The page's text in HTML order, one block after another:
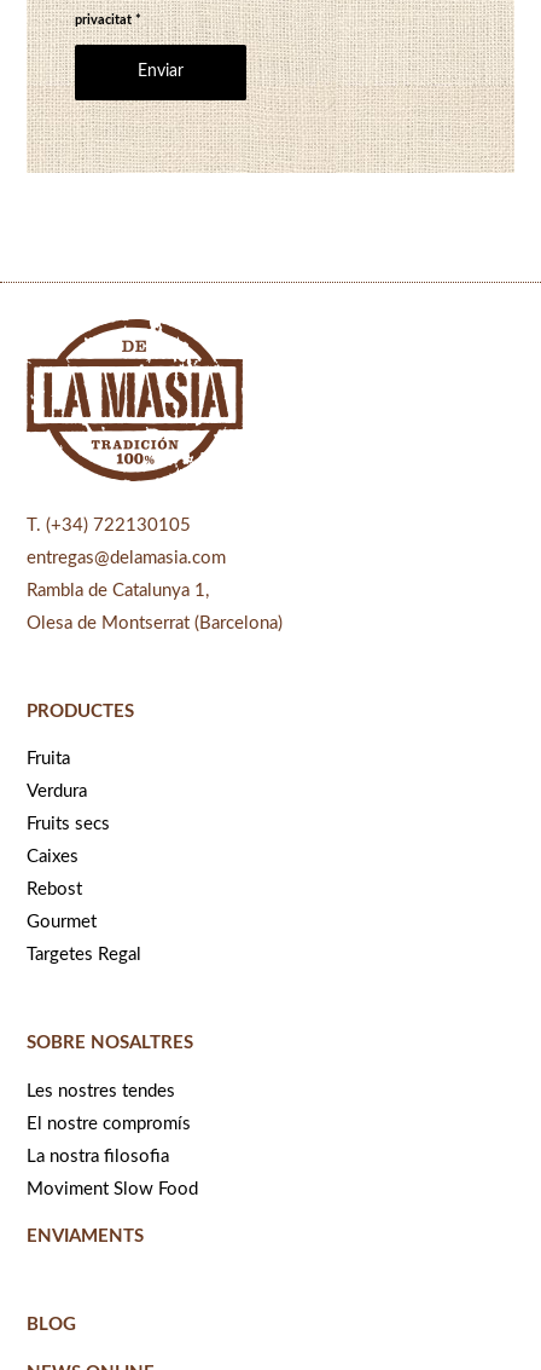
privacitat *
T. (+34) 722130105
entregas@delamasia.com
Rambla de Catalunya 1,
Olesa de Montserrat (Barcelona)
PRODUCTES
Fruita
Verdura
Fruits secs
Caixes
Rebost
Gourmet
Targetes Regal
SOBRE NOSALTRES
Les nostres tendes
El nostre compromís
La nostra filosofia
Moviment Slow Food
ENVIAMENTS
BLOG